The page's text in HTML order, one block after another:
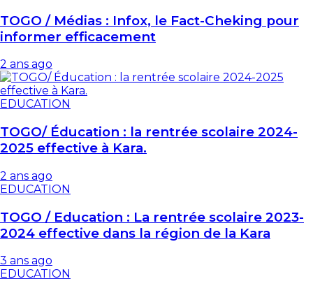
TOGO / Médias : Infox, le Fact-Cheking pour
informer efficacement
2 ans ago
EDUCATION
TOGO/ Éducation : la rentrée scolaire 2024-
2025 effective à Kara.
2 ans ago
EDUCATION
TOGO / Education : La rentrée scolaire 2023-
2024 effective dans la région de la Kara
3 ans ago
EDUCATION